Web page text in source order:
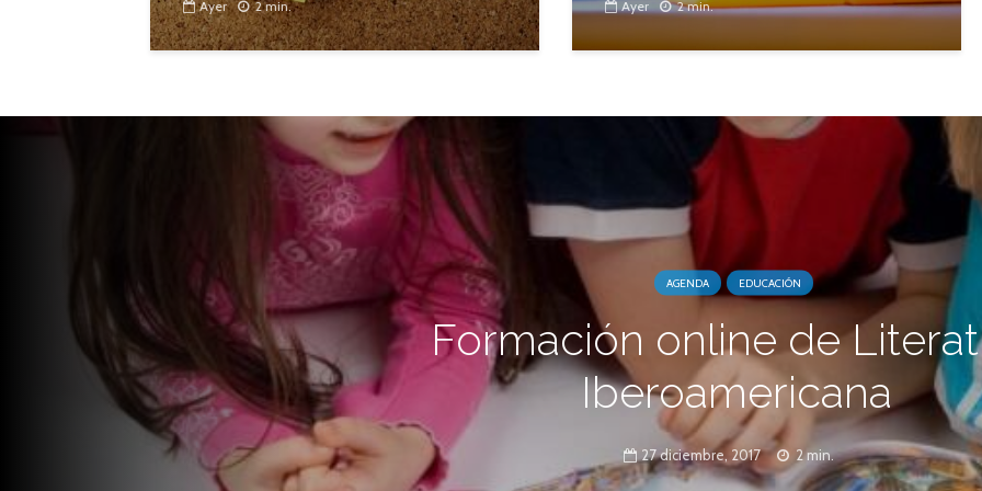
Ayer 2 min. Ayer 2 min.
AGENDA EDUCACIÓN
Formación online de
Iberoamericana
27 diciembre, 2017 2 min.